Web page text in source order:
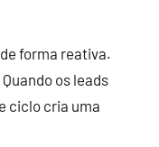
forma reativa.
os leads
ciclo cria uma